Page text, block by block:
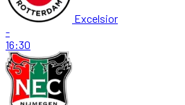
Excelsior
-
16:30